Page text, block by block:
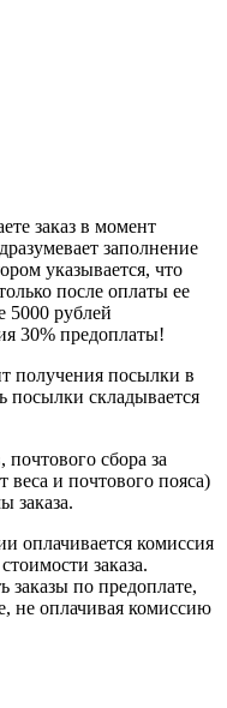
заказ в момент
заполнение
указывается, что
после оплаты ее
рублей
30% предоплаты!
получения посылки в
посылки складывается
почтового сбора за
веса и почтового пояса)
заказа.
оплачивается комиссия
заказа.
по предоплате,
не оплачивая комиссию